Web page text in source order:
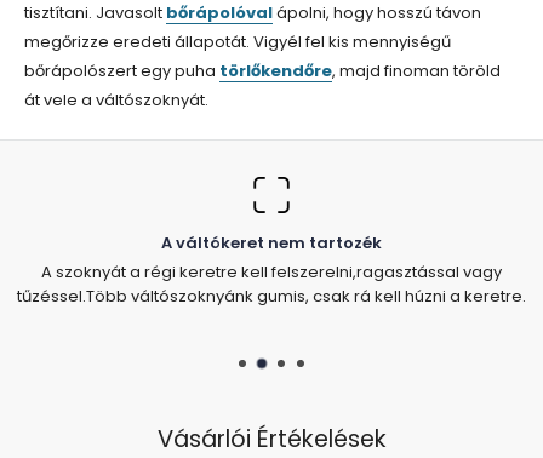
tisztítani. Javasolt bőrápolóvalápolni, hogy hosszú távon
megőrizze eredeti állapotát. Vigyél fel kis mennyiségű
bőrápolószert egy puha törlőkendőre, majd finoman töröld
át vele a váltószoknyát.
A váltókeret nem tartozék
A szoknyát a régi keretre kell felszerelni,ragasztással vagy
tűzéssel.Több váltószoknyánk gumis, csak rá kell húzni a keretre.
Vásárlói Értékelések